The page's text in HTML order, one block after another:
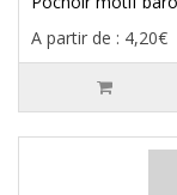
A partir de : 4,20€